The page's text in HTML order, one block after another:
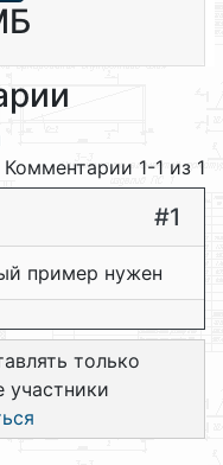
Комментарии 1-1 из 1
#1
пример нужен
только
участники